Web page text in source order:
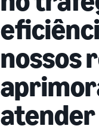
nossos
atender